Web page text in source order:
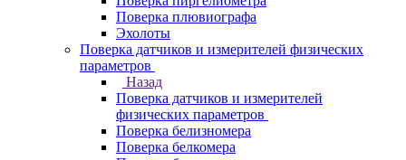
Поверка плювиографа
Эхолоты
Поверка датчиков и измерителей физических
параметров
Назад
Поверка датчиков и измерителей
физических параметров
Поверка белизномера
Поверка белкомера